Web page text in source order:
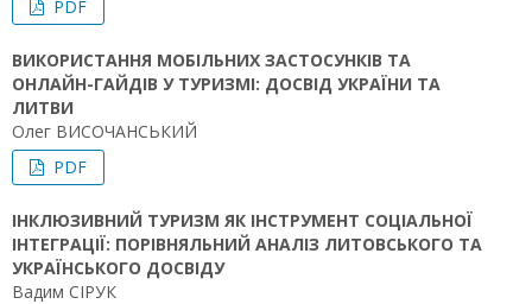
PDF
ВИКОРИСТАННЯ МОБІЛЬНИХ ЗАСТОСУНКІВ ТА
ОНЛАЙН-ГАЙДІВ У ТУРИЗМІ: ДОСВІД УКРАЇНИ ТА
ЛИТВИ
Олег ВИСОЧАНСЬКИЙ
PDF
ІНКЛЮЗИВНИЙ ТУРИЗМ ЯК ІНСТРУМЕНТ СОЦІАЛЬНОЇ
ІНТЕГРАЦІЇ: ПОРІВНЯЛЬНИЙ АНАЛІЗ ЛИТОВСЬКОГО ТА
УКРАЇНСЬКОГО ДОСВІДУ
Вадим СІРУК